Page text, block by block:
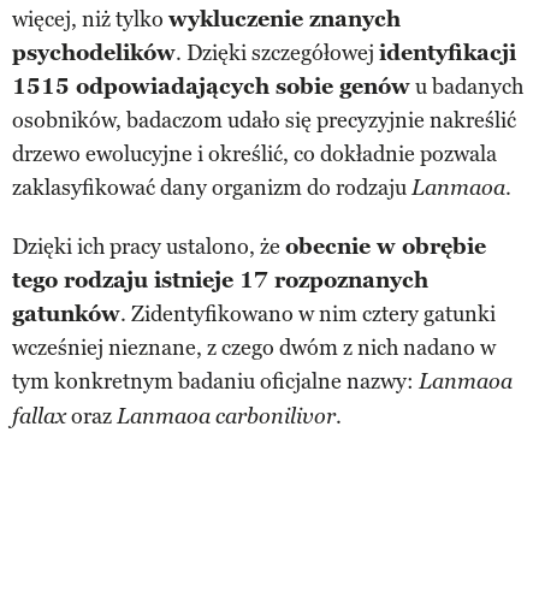
więcej, niż tylko wykluczenie znanych
psychodelików. Dzięki szczegółowej identyfikacji
1515 odpowiadających sobie genówu badanych
osobników, badaczom udało się precyzyjnie nakreślić
drzewo ewolucyjne i określić, co dokładnie pozwala
zaklasyfikować dany organizm do rodzajuLanmaoa.
Dzięki ich pracy ustalono, że obecnie w obrębie
tego rodzaju istnieje 17 rozpoznanych
gatunków. Zidentyfikowano w nim cztery gatunki
wcześniej nieznane, z czego dwóm z nich nadano w
tym konkretnym badaniu oficjalne nazwy: Lanmaoa
fallaxorazLanmaoa carbonilivor.